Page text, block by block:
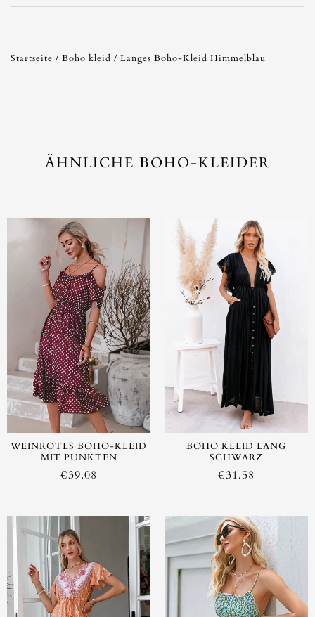
Startseite / Boho kleid / Langes Boho-Kleid Himmelblau
ÄHNLICHE BOHO-KLEIDER
WEINROTES BOHO-KLEID
MIT PUNKTEN
€39.08
BOHO KLEID LANG
SCHWARZ
€31.58